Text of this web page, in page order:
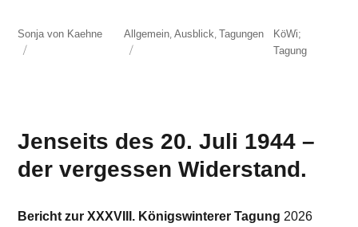
Autor
Sonja von Kaehne Kategorien
Allgemein, Ausblick Tagungen Schlagwörter
KöWi;
Tagung
Jenseits des 20. Juli 1944 –
der vergessen Widerstand.
Bericht zur XXXVIII. Königswinterer Tagung 2026